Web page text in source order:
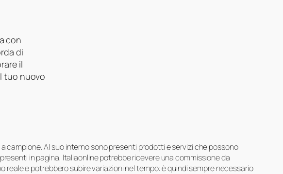
con
di
il
tuo nuovo
campione. Al suo interno sono presenti prodotti e servizi che possono
in pagina, Italiaonline potrebbe ricevere una commissione da
e potrebbero subire variazioni nel tempo: è quindi sempre necessario